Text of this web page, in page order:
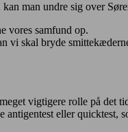
man undre sig over
vores samfund op.
vi skal bryde
vigtigere rolle på
eller